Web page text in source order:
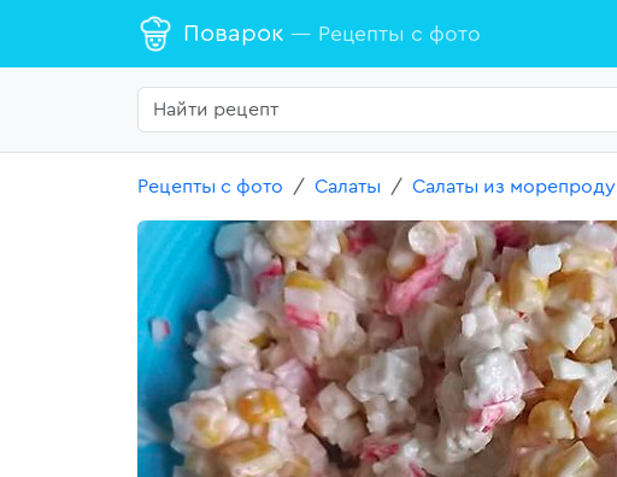
Поварок — Рецепты с фото
Рецепты с фото Салаты Салаты из